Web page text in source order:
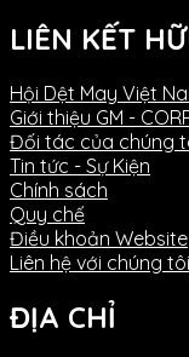
LIÊN KẾT
Hội Dệt May Việt
Giới thiệu GM -
Đối tác của chúng
Tin tức - Sự Kiện
Chính sách
Quy chế
Điều khoản Website
Liên hệ với chúng tôi
ĐỊA CHỈ